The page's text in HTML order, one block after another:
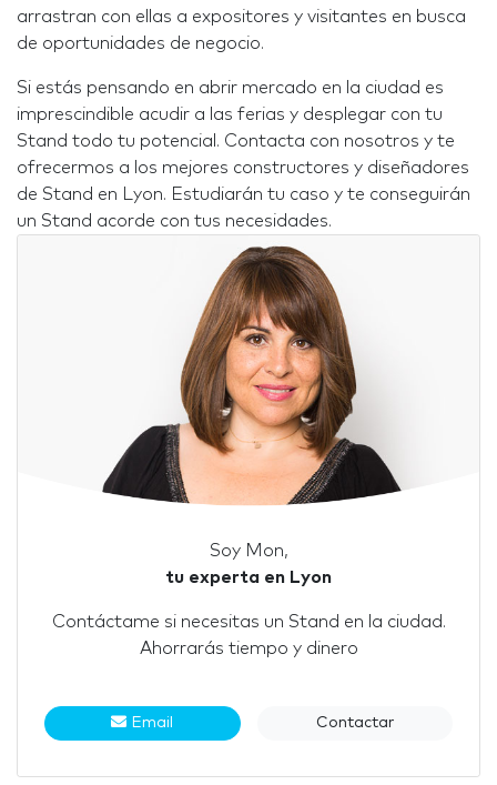
arrastran con ellas a expositores y visitantes en busca
de oportunidades de negocio.
Si estás pensando en abrir mercado en la ciudad es
imprescindible acudir a las ferias y desplegar con tu
Stand todo tu potencial. Contacta con nosotros y te
ofrecermos a los mejores constructores y diseñadores
de Stand en Lyon. Estudiarán tu caso y te conseguirán
un Stand acorde con tus necesidades.
Soy Mon,
tu experta en Lyon
Contáctame si necesitas un Stand en la ciudad.
Ahorrarás tiempo y dinero
Email Contactar